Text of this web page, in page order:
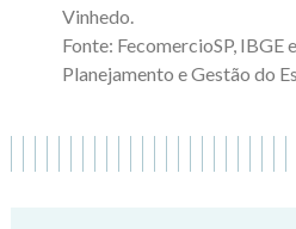
Vinhedo.
Fonte: FecomercioSP, IBGE
Planejamento e Gestão do